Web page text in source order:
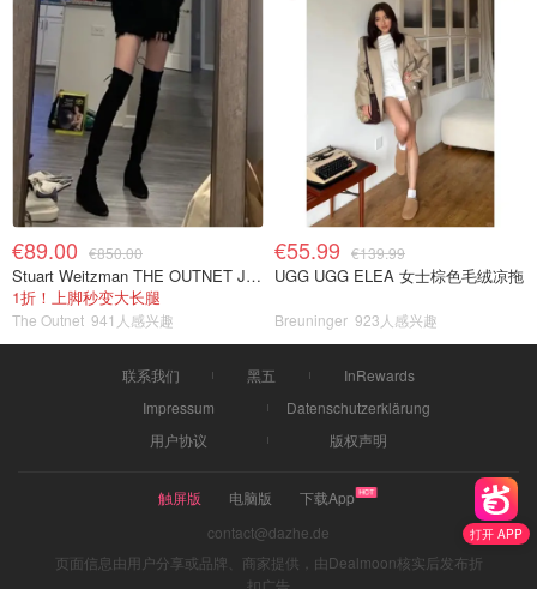
打开 APP
€89.00 €850.00
Stuart Weitzman THE OUTNET Jocey 弹力绒面过膝靴
1折！上脚秒变大长腿
The Outnet 941人感兴趣
€55.99 €139.99
UGG UGG ELEA 女士棕色毛绒凉拖
Breuninger 923人感兴趣
联系我们 黑五
InRewards
Impressum
Datenschutzerklärung
用户协议
版权声明
触屏版 电脑版
下载App
contact@dazhe.de
页面信息由用户分享或品牌、商家提供，由Dealmoon核实后发布折
扣广告